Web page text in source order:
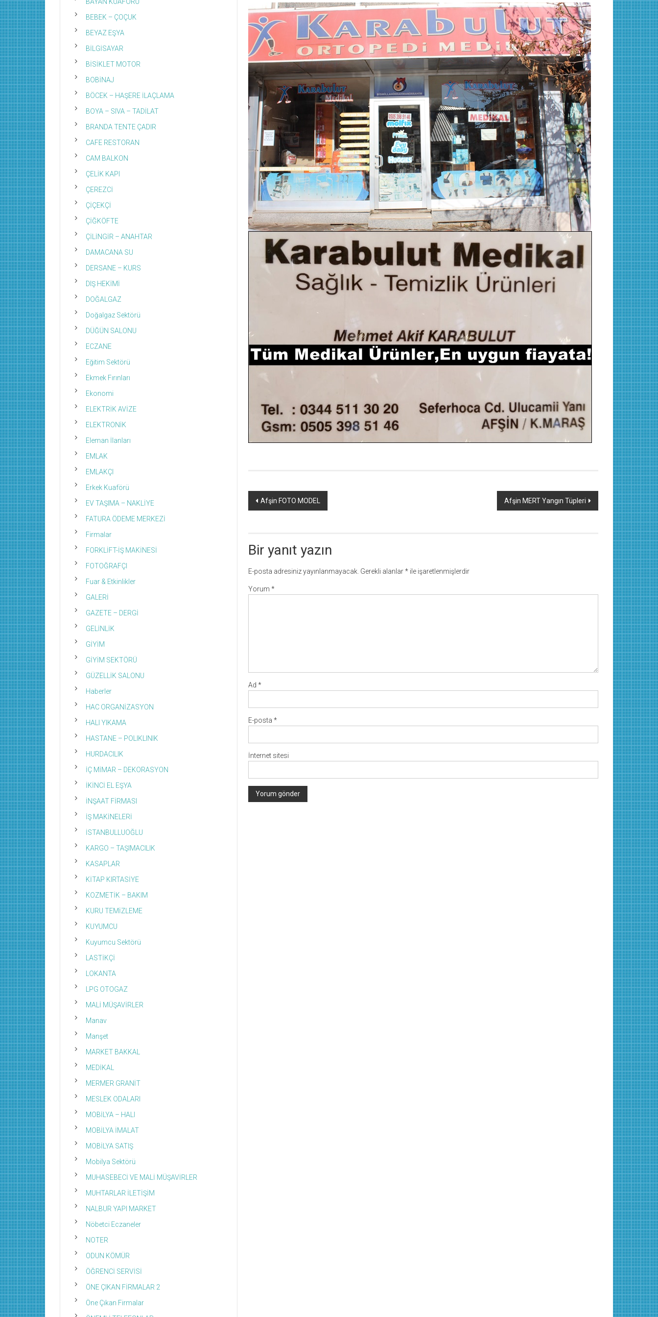
Yazı
Afşin FOTO MODEL Afşin MERT Yangın Tüpleri
Bir yanıt yazın
E-posta adresiniz yayınlanmayacak. Gerekli alanlar* ile işaretlenmişlerdir
Yorum *
Ad *
E-posta *
İnternet sitesi
BEBEK – ÇOÇUK
BEYAZ EŞYA
BİLGİSAYAR
BİSİKLET MOTOR
BOBİNAJ
BÖCEK – HAŞERE İLAÇLAMA
BOYA – SIVA – TADİLAT
BRANDA TENTE ÇADIR
CAFE RESTORAN
CAM BALKON
ÇELİK KAPI
ÇEREZCİ
ÇİÇEKÇİ
ÇİĞKÖFTE
ÇİLİNGİR – ANAHTAR
DAMACANA SU
DERSANE – KURS
DIŞ HEKİMİ
DOĞALGAZ
Doğalgaz Sektörü
DÜĞÜN SALONU
ECZANE
Eğitim Sektörü
Ekmek Fırınları
Ekonomi
ELEKTRİK AVİZE
ELEKTRONİK
Eleman İlanları
EMLAK
EMLAKÇI
Erkek Kuaförü
EV TAŞIMA – NAKLİYE
FATURA ÖDEME MERKEZİ
Firmalar
FORKLİFT-İŞ MAKİNESİ
FOTOĞRAFÇI
Fuar & Etkinlikler
GALERİ
GAZETE – DERGİ
GELİNLİK
GİYİM
GİYİM SEKTÖRÜ
GÜZELLİK SALONU
Haberler
HAC ORGANİZASYON
HALI YIKAMA
HASTANE – POLIKLINIK
HURDACILIK
İÇ MİMAR – DEKORASYON
İKİNCİ EL EŞYA
İNŞAAT FİRMASI
İŞ MAKİNELERİ
İSTANBULLUOĞLU
KARGO – TAŞIMACILIK
KASAPLAR
KİTAP KIRTASİYE
KOZMETİK – BAKIM
KURU TEMİZLEME
KUYUMCU
Kuyumcu Sektörü
LASTİKÇİ
LOKANTA
LPG OTOGAZ
MALİ MÜŞAVİRLER
Manav
Manşet
MARKET BAKKAL
MEDİKAL
MERMER GRANİT
MESLEK ODALARI
MOBİLYA – HALI
MOBİLYA İMALAT
MOBİLYA SATIŞ
Mobilya Sektörü
MUHASEBECİ VE MALİ MÜŞAVİRLER
MUHTARLAR İLETİŞİM
NALBUR YAPI MARKET
Nöbetci Eczaneler
NOTER
ODUN KÖMÜR
ÖĞRENCİ SERVİSİ
ÖNE ÇIKAN FİRMALAR 2
Öne Çıkan Firmalar